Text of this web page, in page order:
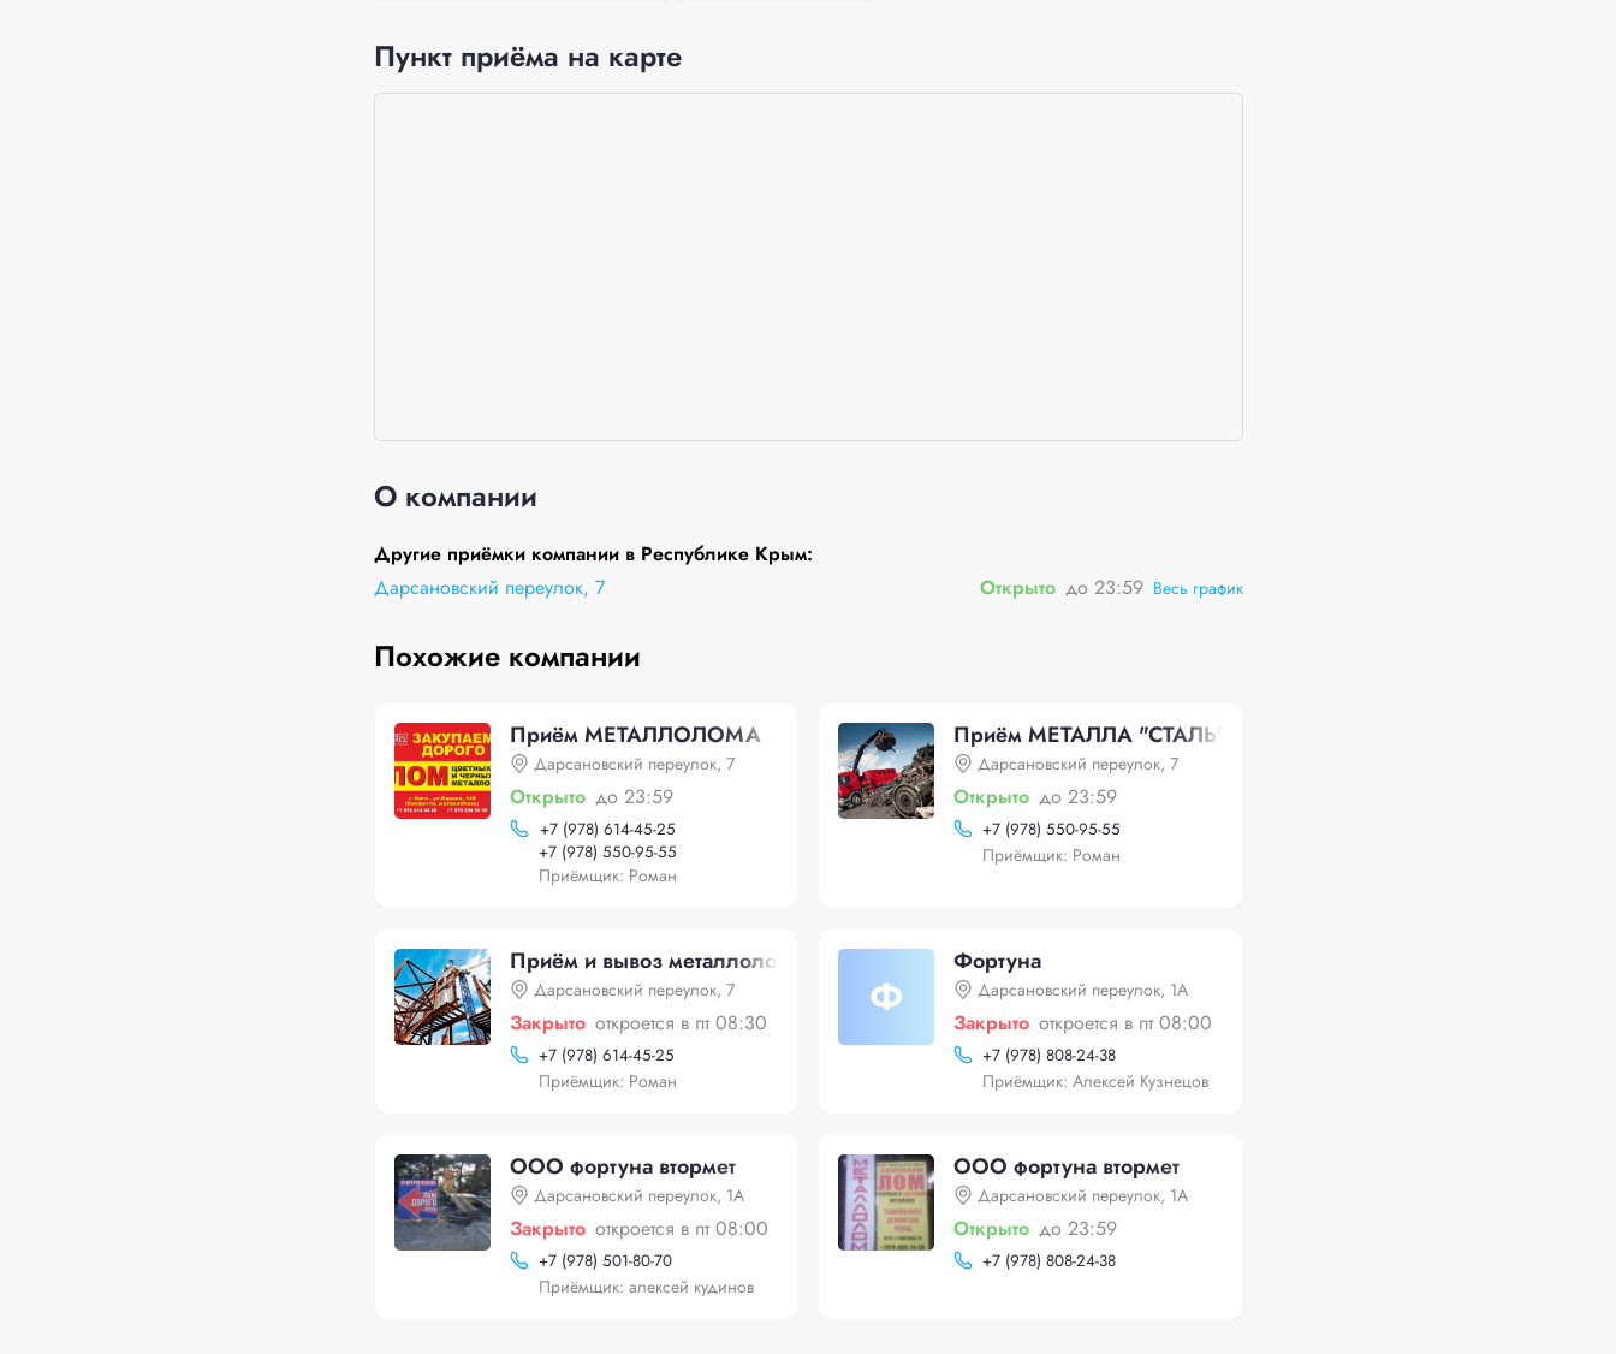
Пункт приёма на карте
О компании
Другие приёмки компании в Республике Крым:
Дарсановский переулок, 7
Открыто до 23:59 Весь график
Похожие компании
Приём МЕТАЛЛОЛОМА
Дарсановский переулок, 7
Открыто до 23:59
+7 (978) 614-45-25
+7 (978) 550-95-55
Приёмщик: Роман
Приём МЕТАЛЛА "СТАЛЬ"
Дарсановский переулок, 7
Открыто до 23:59
+7 (978) 550-95-55
Приёмщик: Роман
Приём и вывоз металлолома
Дарсановский переулок, 7
Закрыто откроется в пт 08:30
+7 (978) 614-45-25
Приёмщик: Роман
Ф
Фортуна
Дарсановский переулок, 1А
Закрыто откроется в пт 08:00
+7 (978) 808-24-38
Приёмщик: Алексей Кузнецов
ООО фортуна втормет
Дарсановский переулок, 1А
Закрыто откроется в пт 08:00
+7 (978) 501-80-70
Приёмщик: алексей кудинов
ООО фортуна втормет
Дарсановский переулок, 1А
Открыто до 23:59
+7 (978) 808-24-38